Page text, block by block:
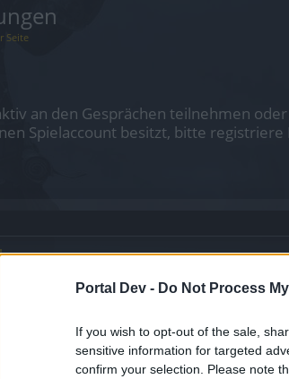
Portal Dev - Do Not Process
If you wish to opt-out of the sale,
sensitive information for targeted
confirm your selection. Please note
Seite
an den Gesprächen teilnehmen
Spielaccount besitzt, bitte
und Information für die Erweiterung 'Dark
Transfer/Löschung von Gegenständen